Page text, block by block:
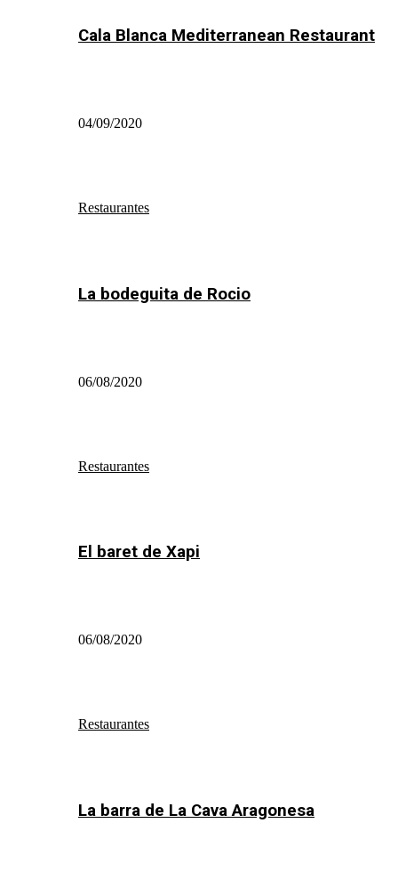
Cala Blanca Mediterranean Restaurant
04/09/2020
Restaurantes
La bodeguita de Rocio
06/08/2020
Restaurantes
El baret de Xapi
06/08/2020
Restaurantes
La barra de La Cava Aragonesa